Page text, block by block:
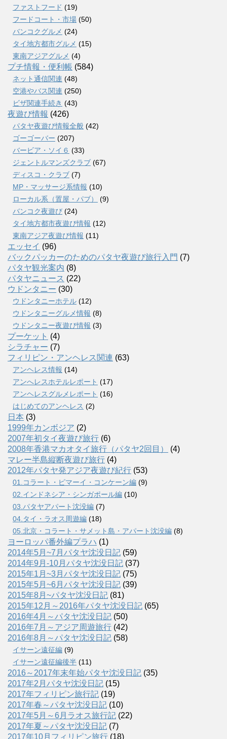
ファストフード (19)
フードコート・市場 (50)
バンコクグルメ (24)
タイ地方都市グルメ (15)
東南アジアグルメ (4)
プチ情報・便利帳 (584)
ネット通信関連 (48)
空港やバス関連 (250)
ビザ関連手続き (43)
夜遊び情報 (426)
パタヤ夜遊び情報全般 (42)
ゴーゴーバー (207)
バービア・ソイ６ (33)
ジェントルマンズクラブ (67)
ディスコ・クラブ (7)
MP・マッサージ系情報 (10)
ローカル系（置屋・パブ）
(9)
バンコク夜遊び (24)
タイ地方都市夜遊び情報 (12)
東南アジア夜遊び情報 (11)
エッセイ (96)
バックパッカーのためのパタヤ夜遊び旅行入門 (7)
パタヤ観光案内 (8)
パタヤニュース (22)
ウドンタニー (30)
ウドンタニーホテル (12)
ウドンタニーグルメ情報 (8)
ウドンタニー夜遊び情報 (3)
プーケット (4)
シラチャー (7)
フィリピン・アンヘレス関連 (63)
アンヘレス情報 (14)
アンへレスホテルレポート (17)
アンヘレスグルメレポート (16)
はじめてのアンヘレス (2)
日本 (3)
1999年カンボジア (2)
2007年初タイ夜遊び旅行 (6)
2008年香港マカオタイ旅行（パタヤ2回目）
(4)
マレー半島縦断夜遊び旅行 (4)
2012年パタヤ発アジア夜遊び紀行 (53)
01.コラート・ピマーイ・コンケーン編 (9)
02.インドネシア・シンガポール編 (10)
03.パタヤアパート沈没編 (7)
04.タイ・ラオス周遊編 (18)
05.北京・コラート・サメット島・アパート沈没編 (8)
ヨーロッパ番外編プラハ (1)
2014年5月~7月パタヤ沈没日記 (59)
2014年9月-10月パタヤ沈没日記 (37)
2015年1月~3月パタヤ沈没日記 (75)
2015年5月~6月パタヤ沈没日記 (39)
2015年8月~パタヤ沈没日記 (81)
2015年12月～2016年パタヤ沈没日記 (65)
2016年4月～パタヤ沈没日記 (50)
2016年7月～アジア周遊旅行 (42)
2016年8月～パタヤ沈没日記 (58)
イサーン遠征編 (9)
イサーン遠征編後半 (11)
2016～2017年末年始パタヤ沈没日記 (35)
2017年2月パタヤ沈没日記 (15)
2017年フィリピン旅行記 (19)
2017年春～パタヤ沈没日記 (10)
2017年5月～6月ラオス旅行記 (22)
2017年夏～パタヤ沈没日記 (7)
2017年10月フィリピン旅行 (18)